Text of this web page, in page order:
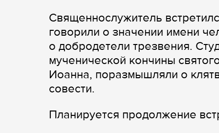
Священнослужитель
говорили о значении имени
о добродетели трезвения.
мученической кончины
Иоанна, поразмышляли о
совести.
Планируется продолжение